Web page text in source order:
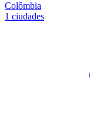
Colômbia
1 ciudades